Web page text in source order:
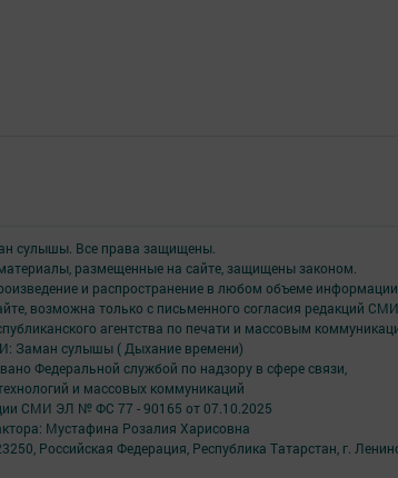
сулышы. Все права защищены.
размещенные на сайте, защищены законом.
и распространение в любом объеме информации,
возможна только с письменного согласия редакций СМИ.
агентства по печати и массовым
Заман сулышы ( Дыхание времени)
Федеральной службой по надзору в сфере связи,
и массовых коммуникаций
СМИ ЭЛ № ФС 77 - 90165 от 07.10.2025
Мустафина Розалия Харисовна
Российская Федерация, Республика Татарстан, г.